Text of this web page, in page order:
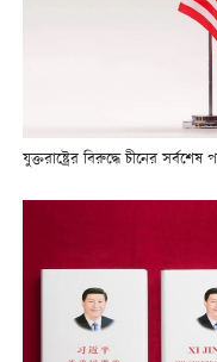
যুক্তরাষ্ট্রের বিরুদ্ধে চীনের সর্বশেষ